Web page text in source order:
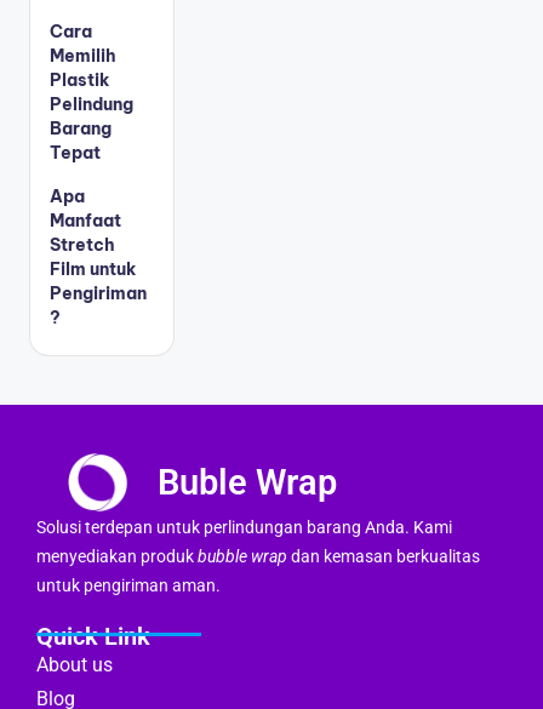
Cara
Memilih
Plastik
Pelindung
Barang
Tepat
Apa
Manfaat
Stretch
Film untuk
Pengiriman
?
Buble Wrap
Solusi terdepan untuk perlindungan barang Anda. Kami
menyediakan produkbubble wrap dan kemasan berkualitas
untuk pengiriman aman.
Quick Link
About us
Blog